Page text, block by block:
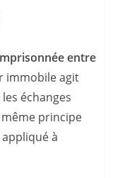
entre
immobile agit
échanges
même principe
à